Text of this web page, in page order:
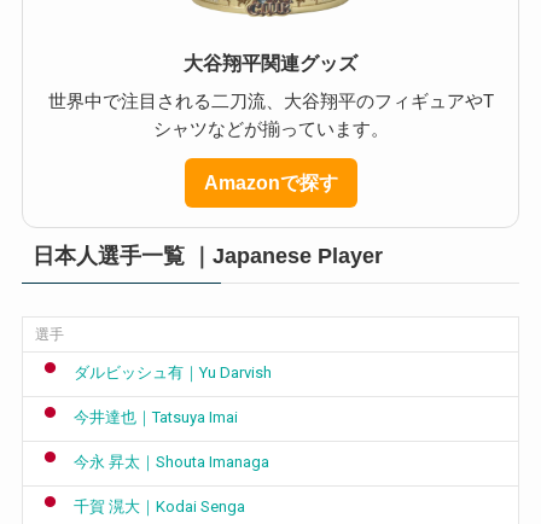
大谷翔平関連グッズ
世界中で注目される二刀流、大谷翔平のフィギュアやT
シャツなどが揃っています。
Amazonで探す
日本人選手一覧 ｜Japanese Player
選手
ダルビッシュ有｜Yu Darvish
今井達也｜Tatsuya Imai
今永 昇太｜Shouta Imanaga
千賀 滉大｜Kodai Senga